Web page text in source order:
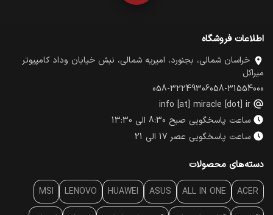
اطلاعات فروشگاه
خراسان شمالی، بجنورد، امیریه شمالی، نبش خیابان وداد کامپیوتر
میراکل
058-31554000
058-32249306
info [at] miracle [dot] ir
ساعت پاسخگویی صبح 8:30 الی 13:30
ساعت پاسخگویی عصر 17 الی 21
دسته‌های محصولات
ACER
ALL IN ONE
ASUS
HUAWEI
LENOVO
MSI